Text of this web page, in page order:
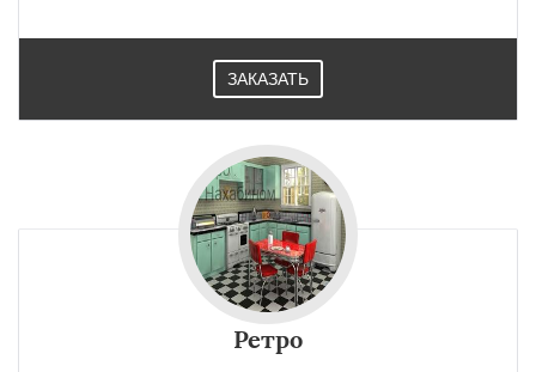
ЗАКАЗАТЬ
Ретро